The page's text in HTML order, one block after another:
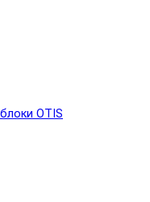
OTIS